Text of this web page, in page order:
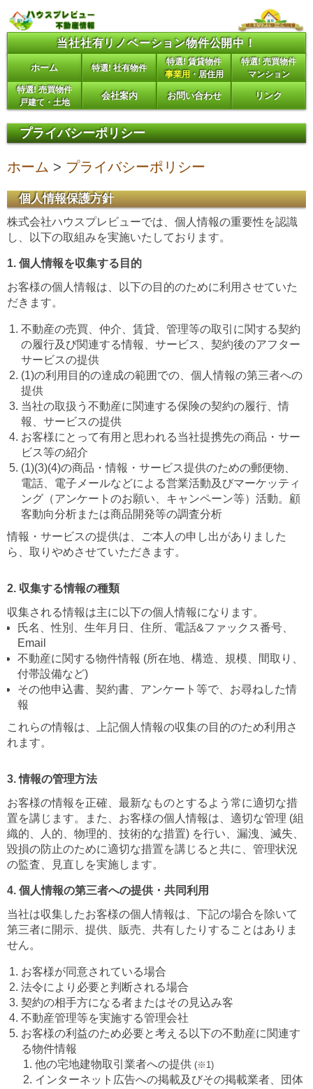
ナビゲーションへ
サイドメニューへ
本文へ 当社社有リノベーション物件公開中！
ホーム 特選! 社有物件
特選! 賃貸物件
事業用 ・居住用
特選! 売買物件
マンション
特選! 売買物件
戸建て・土地
会社案内 お問い合わせ リンク
プライバシーポリシー
ホーム > プライバシーポリシー
個人情報保護方針
株式会社ハウスプレビューでは、個人情報の重要性を認識
し、以下の取組みを実施いたしております。
1. 個人情報を収集する目的
お客様の個人情報は、以下の目的のために利用させていた
だきます。
不動産の売買、仲介、賃貸、管理等の取引に関する契約
の履行及び関連する情報、サービス、契約後のアフター
サービスの提供
(1)の利用目的の達成の範囲での、個人情報の第三者への
提供
当社の取扱う不動産に関連する保険の契約の履行、情
報、サービスの提供
お客様にとって有用と思われる当社提携先の商品・サー
ビス等の紹介
(1)(3)(4)の商品・情報・サービス提供のための郵便物、
電話、電子メールなどによる営業活動及びマーケッティ
ング（アンケートのお願い、キャンペーン等）活動。顧
客動向分析または商品開発等の調査分析
情報・サービスの提供は、ご本人の申し出がありました
ら、取りやめさせていただきます。
2. 収集する情報の種類
収集される情報は主に以下の個人情報になります。
氏名、性別、生年月日、住所、電話&ファックス番号、
Email
不動産に関する物件情報 (所在地、構造、規模、間取り、
付帯設備など)
その他申込書、契約書、アンケート等で、お尋ねした情
報
これらの情報は、上記個人情報の収集の目的のため利用さ
れます。
3. 情報の管理方法
お客様の情報を正確、最新なものとするよう常に適切な措
置を講じます。また、お客様の個人情報は、適切な管理 (組
織的、人的、物理的、技術的な措置) を行い、漏洩、滅失、
毀損の防止のために適切な措置を講じると共に、管理状況
の監査、見直しを実施します。
4. 個人情報の第三者への提供・共同利用
当社は収集したお客様の個人情報は、下記の場合を除いて
第三者に開示、提供、販売、共有したりすることはありま
せん。
お客様が同意されている場合
法令により必要と判断される場合
契約の相手方になる者またはその見込み客
不動産管理等を実施する管理会社
お客様の利益のため必要と考える以下の不動産に関連す
る物件情報
他の宅地建物取引業者への提供 (※1)
インターネット広告への掲載及びその掲載業者、団体